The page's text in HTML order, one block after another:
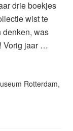
drie boekjes
wist te
denken, was
Vorig jaar …
Rotterdam,